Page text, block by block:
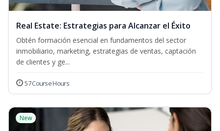
Real Estate: Estrategias para Alcanzar el Éxito
Obtén formación esencial en fundamentos del sector
inmobiliario, marketing, estrategias de ventas, captación
de clientes y ge...
57 Course Hours
New